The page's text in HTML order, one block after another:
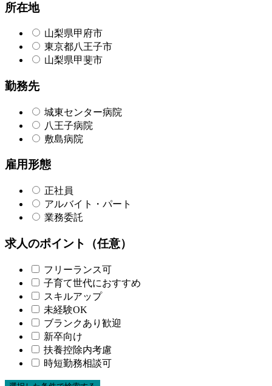
所在地
山梨県甲府市
東京都八王子市
山梨県甲斐市
勤務先
城東センター病院
八王子病院
敷島病院
雇用形態
正社員
アルバイト・パート
業務委託
求人のポイント（任意）
フリーランス可
子育て世代におすすめ
スキルアップ
未経験OK
ブランクあり歓迎
新卒向け
扶養控除内考慮
時短勤務相談可